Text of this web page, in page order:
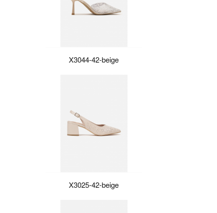
X3044-42-beige
X3025-42-beige